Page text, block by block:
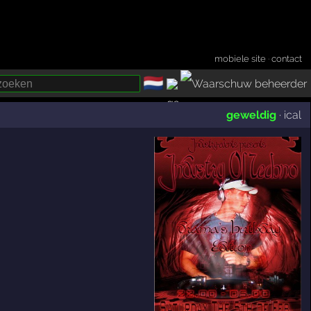
mobiele site ·contact
🇳🇱
geweldig · ical